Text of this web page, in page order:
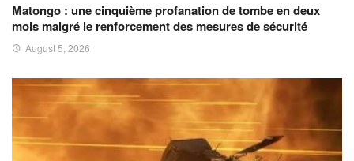
Matongo : une cinquième profanation de tombe en deux
mois malgré le renforcement des mesures de sécurité
August 5, 2026